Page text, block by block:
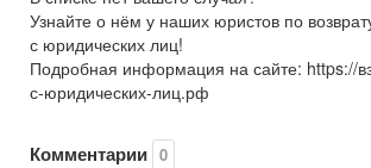
Узнайте о нём у наших юристов по
с юридических лиц!
Подробная информация на сайте: https://
с-юридических-лиц.рф
Комментарии 0